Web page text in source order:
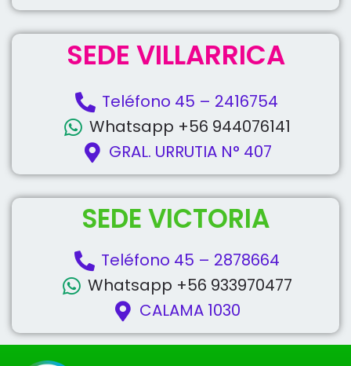
SEDE VILLARRICA
Teléfono 45 – 2416754
Whatsapp +56 944076141
GRAL. URRUTIA N° 407
SEDE VICTORIA
Teléfono 45 – 2878664
Whatsapp +56 933970477
CALAMA 1030